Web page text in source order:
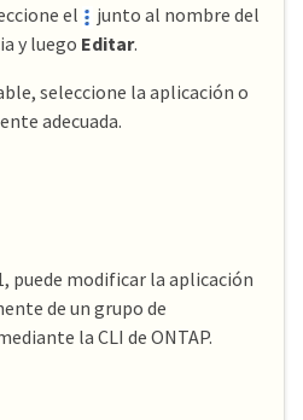
el
junto al nombre del
y luego Editar.
seleccione la aplicación o
adecuada.
puede modificar la aplicación
de un grupo de
la CLI de ONTAP.